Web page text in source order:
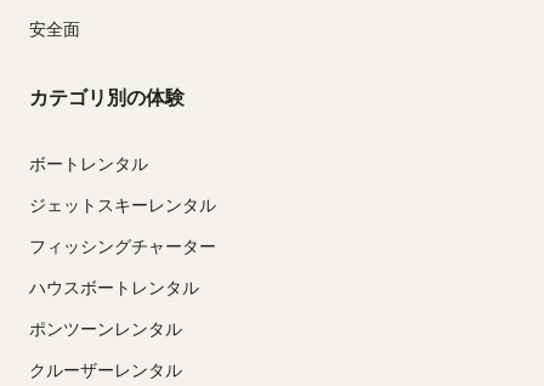
安全面
カテゴリ別の体験
ボートレンタル
ジェットスキーレンタル
フィッシングチャーター
ハウスボートレンタル
ポンツーンレンタル
クルーザーレンタル